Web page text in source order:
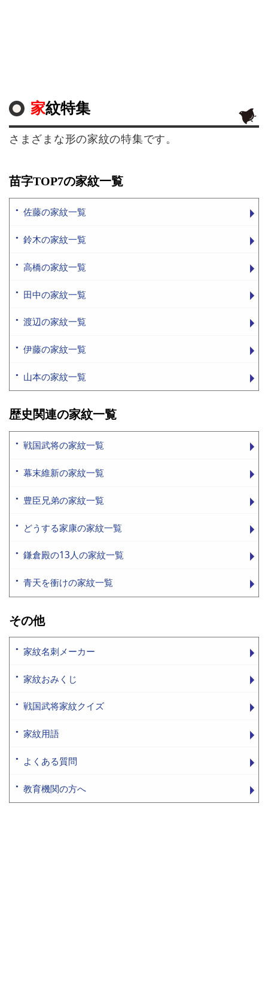
家紋特集
さまざまな形の家紋の特集です。
苗字TOP7の家紋一覧
佐藤の家紋一覧
鈴木の家紋一覧
高橋の家紋一覧
田中の家紋一覧
渡辺の家紋一覧
伊藤の家紋一覧
山本の家紋一覧
歴史関連の家紋一覧
戦国武将の家紋一覧
幕末維新の家紋一覧
豊臣兄弟の家紋一覧
どうする家康の家紋一覧
鎌倉殿の13人の家紋一覧
青天を衝けの家紋一覧
その他
家紋名刺メーカー
家紋おみくじ
戦国武将家紋クイズ
家紋用語
よくある質問
教育機関の方へ